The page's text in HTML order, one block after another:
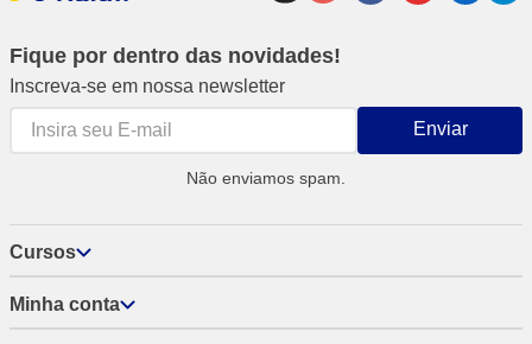
Fique por dentro das novidades!
Inscreva-se em nossa newsletter
Enviar
Não enviamos spam.
Cursos
Minha conta